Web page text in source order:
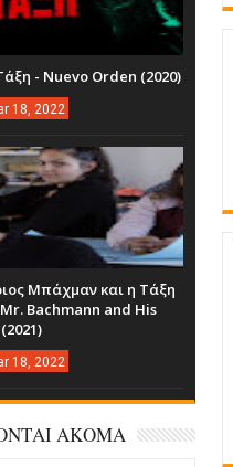
- Nuevo Orden (2020)
18, 2022
Μπάχμαν και η Τάξη
Bachmann and His
18, 2022
ΑΚΟΜΑ